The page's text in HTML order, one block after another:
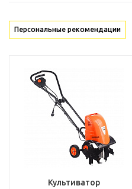
Персональные рекомендации
Культиватор